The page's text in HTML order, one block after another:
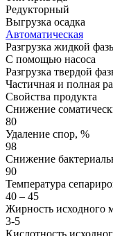
Редукторный
Выгрузка осадка
Автоматическая
Разгрузка жидкой
С помощью насоса
Разгрузка твердой
Частичная и полная
Свойства продукта
Снижение
80
Удаление спор, %
98
Снижение
90
Температура
40 – 45
Жирность исходного
3-5
Кислотность